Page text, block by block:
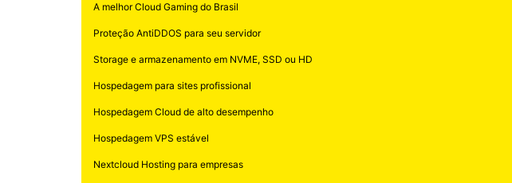
A melhor Cloud Gaming do Brasil
Proteção AntiDDOS para seu servidor
Storage e armazenamento em NVME, SSD ou HD
Hospedagem para sites profissional
Hospedagem Cloud de alto desempenho
Hospedagem VPS estável
Nextcloud Hosting para empresas